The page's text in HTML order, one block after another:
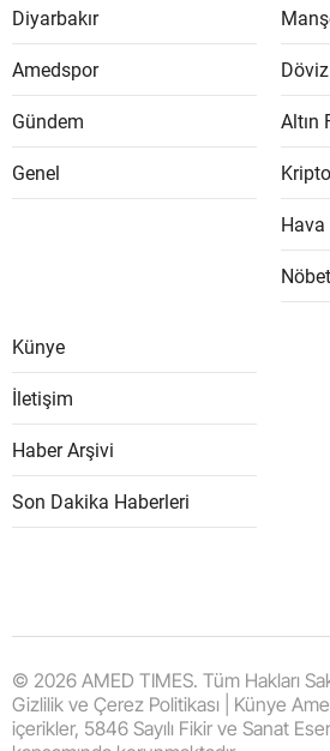
Diyarbakır
Amedspor
Gündem
Genel
Altın
Künye
İletişim
Haber Arşivi
Son Dakika Haberleri
© 2026 AMED TIMES. Tüm Hakları
Gizlilik ve Çerez Politikası | Künye
içerikler, 5846 Sayılı Fikir ve Sanat